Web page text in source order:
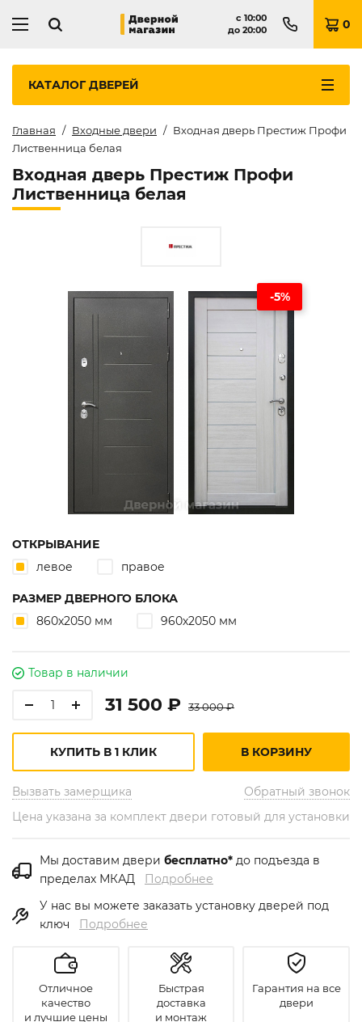
с 10:00
до 20:00 0
КАТАЛОГДВЕРЕЙ
Главная Входные двери
Входная дверь Престиж Профи
Лиственница белая
Входная дверь Престиж Профи
Лиственница белая
-5%
ОТКРЫВАНИЕ
левое
правое
РАЗМЕР ДВЕРНОГО БЛОКА
860х2050 мм
960х2050 мм
Товар в наличии
31 500 ₽ 33 000 ₽
Вызвать замерщика Обратный звонок
КУПИТЬ В 1 КЛИК В КОРЗИНУ
Цена указана за комплект двери готовый для установки
Мы доставим двери бесплатно* до подъезда в
пределах МКАД Подробнее
У нас вы можете заказать установку дверей под
ключ Подробнее
Отличное
качество
и лучшие цены
Быстрая
доставка
и монтаж
Гарантия на все
двери